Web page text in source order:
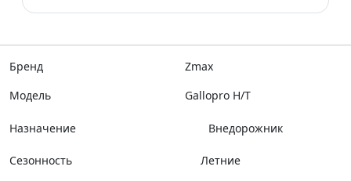
Бренд
Zmax
Модель
Gallopro H/T
Назначение Внедорожник
Сезонность
Летние